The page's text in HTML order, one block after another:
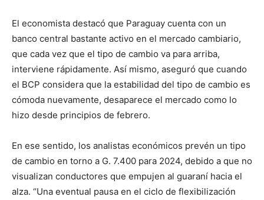
El economista destacó que Paraguay cuenta con un
banco central bastante activo en el mercado cambiario,
que cada vez que el tipo de cambio va para arriba,
interviene rápidamente. Así mismo, aseguró que cuando
el BCP considera que la estabilidad del tipo de cambio es
cómoda nuevamente, desaparece el mercado como lo
hizo desde principios de febrero.
En ese sentido, los analistas económicos prevén un tipo
de cambio en torno a G. 7.400 para 2024, debido a que no
visualizan conductores que empujen al guaraní hacia el
alza. “Una eventual pausa en el ciclo de flexibilización